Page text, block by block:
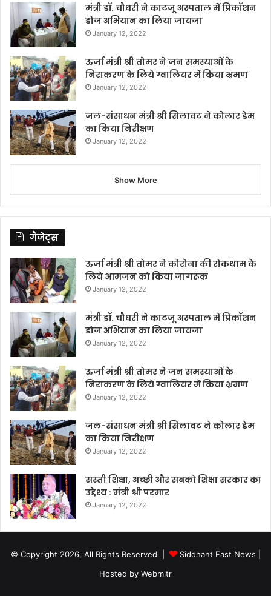
मंत्री डॉ. चौधरी ने काटजू अस्पताल में प्रिकॉशन
डोज अभियान का लिया जायजा
January 12, 2022
ऊर्जा मंत्री श्री तोमर ने जन समस्याओं के
निराकरण के लिये ग्वालियर में किया भ्रमण
January 12, 2022
जल-संसाधन मंत्री श्री सिलावट ने कोलार डेम
का किया निरीक्षण
January 12, 2022
Show More
गैजेट्स
ऊर्जा मंत्री श्री तोमर ने कोरोना की रोकथाम के
लिये आमजन को किया जागरूक
January 12, 2022
मंत्री डॉ. चौधरी ने काटजू अस्पताल में प्रिकॉशन
डोज अभियान का लिया जायजा
January 12, 2022
ऊर्जा मंत्री श्री तोमर ने जन समस्याओं के
निराकरण के लिये ग्वालियर में किया भ्रमण
January 12, 2022
जल-संसाधन मंत्री श्री सिलावट ने कोलार डेम
का किया निरीक्षण
January 12, 2022
सस्ती शिक्षा, अच्छी और सबको शिक्षा सरकार का
उद्देश्य : मंत्री श्री परमार
January 12, 2022
© Copyright 2026, All Rights Reserved | Siddhant Fast News
Hosted by Webmitr